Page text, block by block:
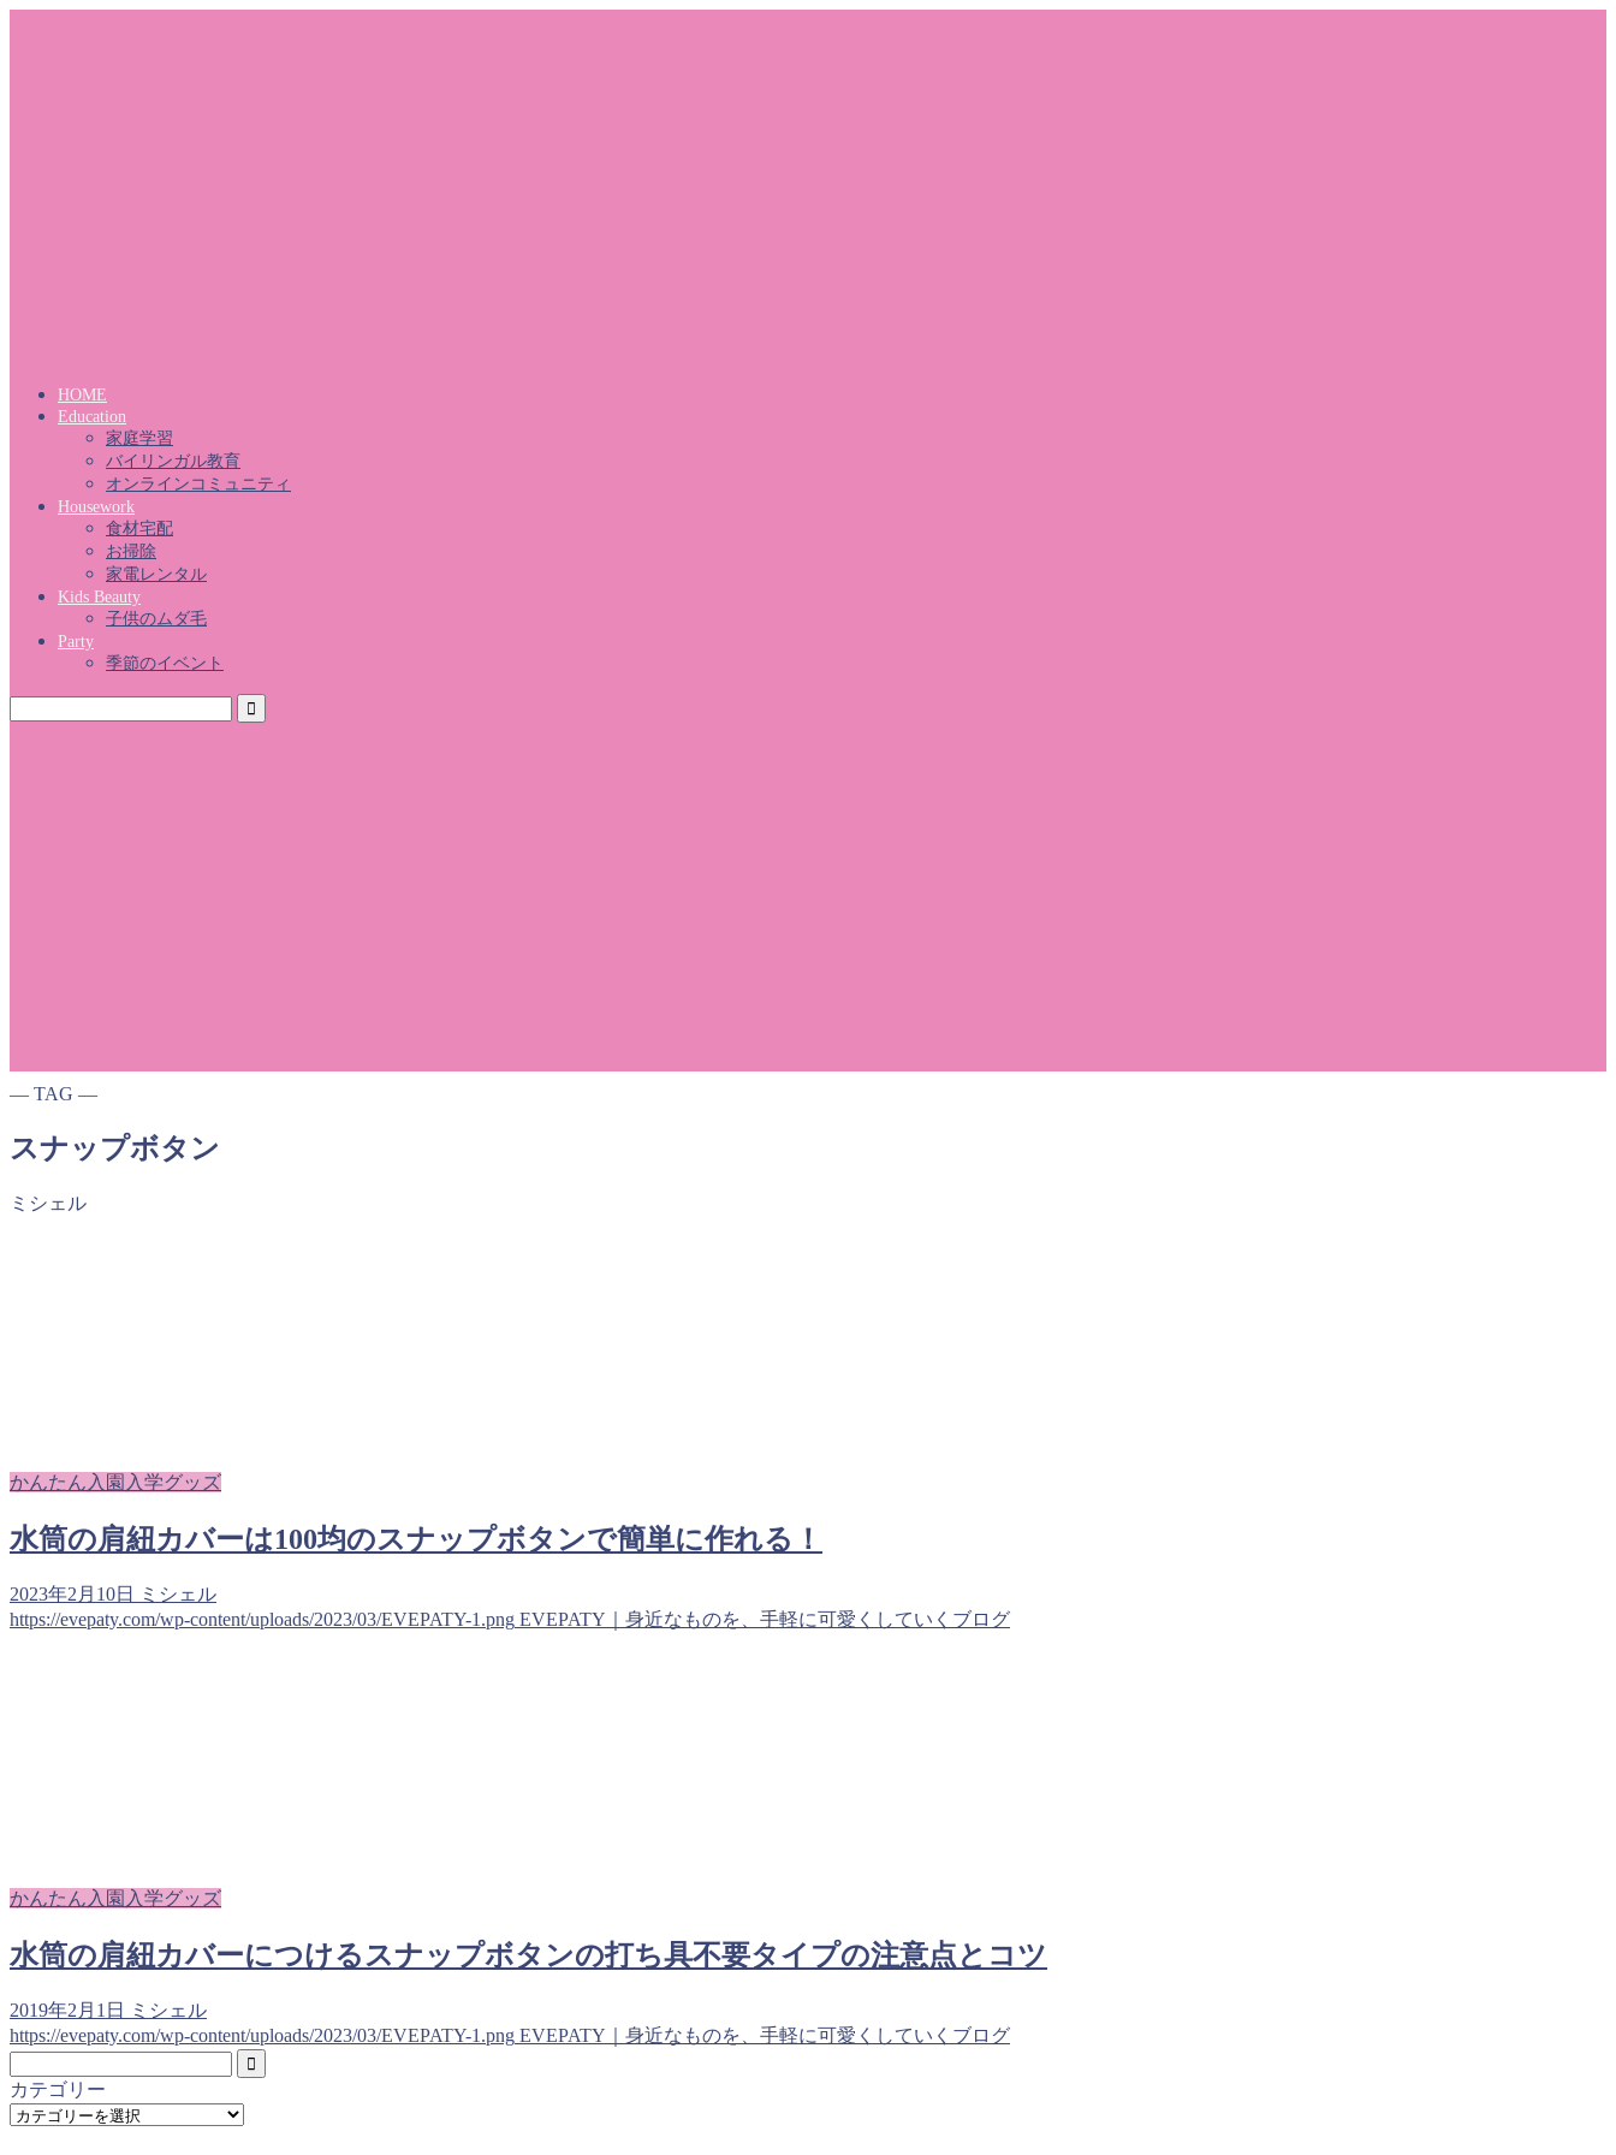
HOME
Education
家庭学習
バイリンガル教育
オンラインコミュニティ
Housework
食材宅配
お掃除
家電レンタル
Kids Beauty
子供のムダ毛
Party
季節のイベント
― TAG ―
スナップボタン
ミシェル
かんたん入園入学グッズ
水筒の肩紐カバーは100均のスナップボタンで簡単に作れる！
2023年2月10日
ミシェル
https://evepaty.com/wp-content/uploads/2023/03/EVEPATY-1.png EVEPATY｜身近なものを、手軽に可愛くしていくブログ
かんたん入園入学グッズ
水筒の肩紐カバーにつけるスナップボタンの打ち具不要タイプの注意点とコツ
2019年2月1日
ミシェル
https://evepaty.com/wp-content/uploads/2023/03/EVEPATY-1.png EVEPATY｜身近なものを、手軽に可愛くしていくブログ
カテゴリー
カ